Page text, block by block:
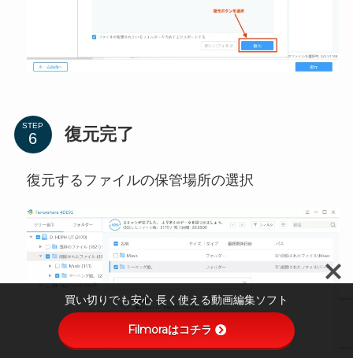
STEP 復元完了
復元するファイルの保管場所の選択
買い切りでも安心 長く使える動画編集ソフト
Filmoraはコチラ